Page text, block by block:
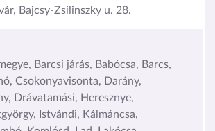
Bajcsy-Zsilinszky u. 28.
Barcsi járás, Babócsa, Barcs,
Csokonyavisonta, Darány,
Drávatamási, Heresznye,
Istvándi, Kálmáncsa,